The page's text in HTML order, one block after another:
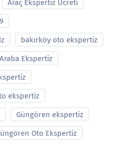
Araç Ekspertiz Ucreti
bakırköy oto ekspertiz
Ekspertiz
ekspertiz
Güngören ekspertiz
Oto Ekspertiz